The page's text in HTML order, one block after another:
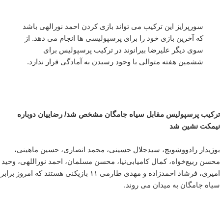
سورپرایز این ترکیب می تواند بازی کردن احمد نورالهی باشد
که آخرین بازی خود را برای پرسپولیسی ها انجام می دهد. از
سوی دیگر علیرضا بیرانوند در ترکیب پرسپولیس برای
ششمین هفته متوالی با وجود رسیدن به آمادگی قرار ندارد.
ترکیب پرسپولیس مقابل سیاه جامگان مشخص شد/ رضاییان دوباره
نیمکت نشین شد
بوژیدار رادووشویچ، سید‌جلال حسینی، محمد انصاری، حسین ماهینی،
محسن ربیع‌خواه، کمال کامیابی‌نیا، محسن مسلمان، احمد نوراللهی، وحید
امیری، فرشاد احمدزاده و مهدی طارمی ۱۱ بازیکنی هستند که امروز برابر
سیاه جامگان به میدان می روند.